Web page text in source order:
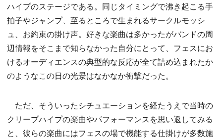
ハイプのステージである。同じタイミングで沸き起こる手
拍子やジャンプ、至るところで生まれるサークルモッシ
ュ、お約束の掛け声。好きな楽曲は多かったがバンドの周
辺情報をそこまで知らなかった自分にとって、フェスにお
けるオーディエンスの典型的な反応が全て詰め込まれたか
のようなこの日の光景はなかなか衝撃だった。
ただ、そういったシチュエーションを経たうえで当時の
クリープハイプの楽曲やパフォーマンスを思い返してみる
と、彼らの楽曲にはフェスの場で機能する仕掛けが多数施